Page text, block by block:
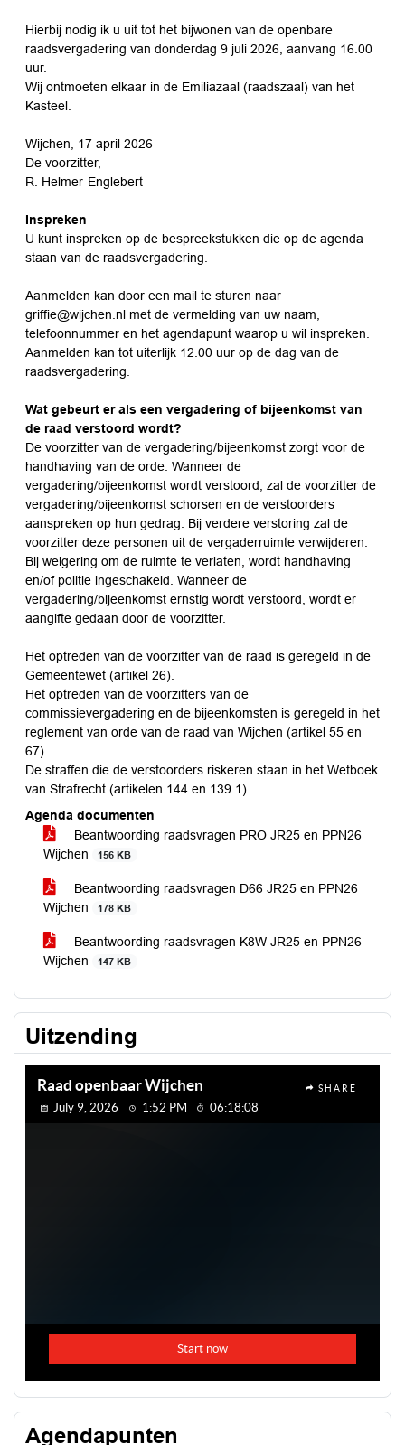
Hierbij nodig ik u uit tot het bijwonen van de openbare
raadsvergadering van donderdag 9 juli 2026, aanvang 16.00
uur.
Wij ontmoeten elkaar in de Emiliazaal (raadszaal) van het
Kasteel.
Wijchen, 17 april 2026
De voorzitter,
R. Helmer-Englebert
Inspreken
U kunt inspreken op de bespreekstukken die op de agenda
staan van de raadsvergadering.
Aanmelden kan door een mail te sturen naar
griffie@wijchen.nl met de vermelding van uw naam,
telefoonnummer en het agendapunt waarop u wil inspreken.
Aanmelden kan tot uiterlijk 12.00 uur op de dag van de
raadsvergadering.
Wat gebeurt er als een vergadering of bijeenkomst van
de raad verstoord wordt?
De voorzitter van de vergadering/bijeenkomst zorgt voor de
handhaving van de orde. Wanneer de
vergadering/bijeenkomst wordt verstoord, zal de voorzitter de
vergadering/bijeenkomst schorsen en de verstoorders
aanspreken op hun gedrag. Bij verdere verstoring zal de
voorzitter deze personen uit de vergaderruimte verwijderen.
Bij weigering om de ruimte te verlaten, wordt handhaving
en/of politie ingeschakeld. Wanneer de
vergadering/bijeenkomst ernstig wordt verstoord, wordt er
aangifte gedaan door de voorzitter.
Het optreden van de voorzitter van de raad is geregeld in de
Gemeentewet (artikel 26).
Het optreden van de voorzitters van de
commissievergadering en de bijeenkomsten is geregeld in het
reglement van orde van de raad van Wijchen (artikel 55 en
67).
De straffen die de verstoorders riskeren staan in het Wetboek
van Strafrecht (artikelen 144 en 139.1).
Agenda documenten
Beantwoording raadsvragen PRO JR25 en PPN26
Wijchen
156 KB
Beantwoording raadsvragen D66 JR25 en PPN26
Wijchen
178 KB
Beantwoording raadsvragen K8W JR25 en PPN26
Wijchen
147 KB
Uitzending
Agendapunten